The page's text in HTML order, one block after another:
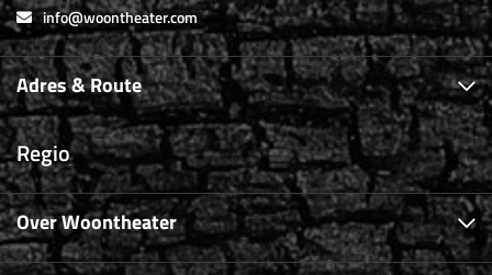
info@woontheater.com
Adres & Route
Regio
Over Woontheater